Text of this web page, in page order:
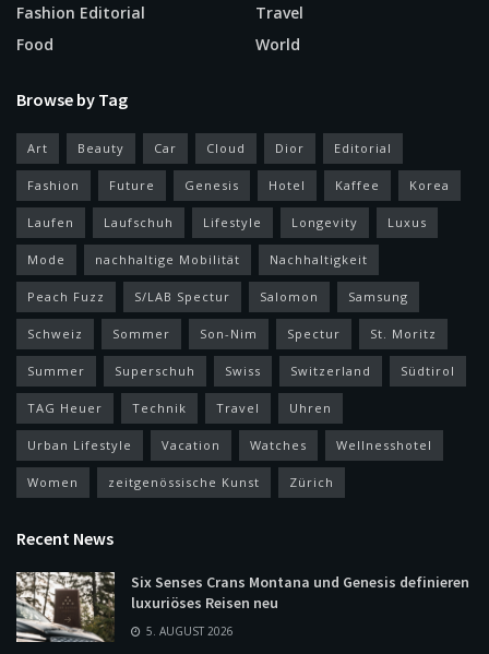
Fashion Editorial
Food
Travel
World
Browse by Tag
Art Beauty Car Cloud Dior Editorial
Fashion Future Genesis Hotel Kaffee Korea
Laufen Laufschuh Lifestyle Longevity Luxus
Mode nachhaltige Mobilität Nachhaltigkeit
Peach Fuzz S/LAB Spectur Salomon Samsung
Schweiz Sommer Son-Nim Spectur St. Moritz
Summer Superschuh Swiss Switzerland Südtirol
TAG Heuer Technik Travel Uhren
Urban Lifestyle Vacation Watches Wellnesshotel
Women zeitgenössische Kunst Zürich
Recent News
Six Senses Crans Montana und Genesis definieren
luxuriöses Reisen neu
5. AUGUST 2026